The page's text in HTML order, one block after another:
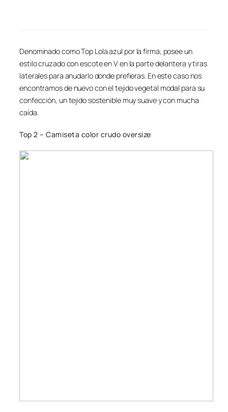
Denominado como Top Lola azul por la firma, posee un
estilo cruzado con escote en V en la parte delantera y tiras
laterales para anudarlo donde prefieras. En este caso nos
encontramos de nuevo con el tejido vegetal modal para su
confección, un tejido sostenible muy suave y con mucha
caída.
Top 2 – Camiseta color crudo oversize